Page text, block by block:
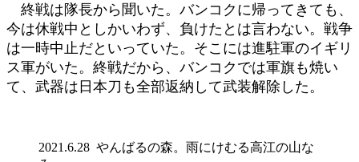
終戦は隊長から聞いた。バンコクに帰ってきても、
今は休戦中としかいわず、負けたとは言わない。戦争
は一時中止だといっていた。そこには進駐軍のイギリ
ス軍がいた。終戦だから、バンコクでは軍旗も焼い
て、武器は日本刀も全部返納して武装解除した。
2021.6.28 やんばるの森。雨にけむる高江の山な